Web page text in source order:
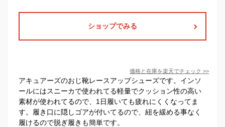
ショップでみる
価格と在庫を楽天でチェック >>
アキュアーズのおじ靴レースアップシューズです。インソ
ールにはスニーカで使われてる軽量でクッション性の高い
素材が使われてるので、1日履いても疲れにくくなってま
す。履き口に隠しゴアが付いてるので、紐を緩める事なく
履けるので脱ぎ履きも簡単です。